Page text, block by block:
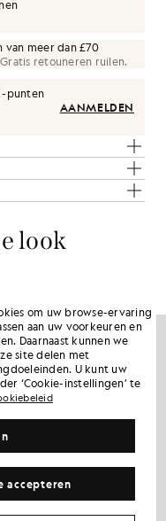
meer dan £70
retouneren ruilen.
-punten
AANMELDEN
look
tillen.
om uw browse-ervaring
aan uw voorkeuren en
Daarnaast kunnen we
site delen met
U kunt uw
‘Cookie-instellingen’ te
accepteren